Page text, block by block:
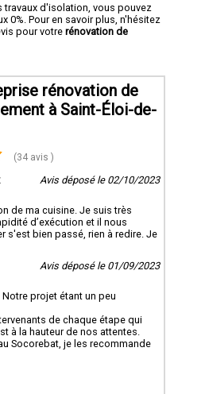
travaux d'isolation, vous pouvez
0%. Pour en savoir plus, n'hésitez
pour votre rénovation de
rénovation de
à Saint-Éloi-de-
(34 avis )
Avis déposé le 02/10/2023
de ma cuisine. Je suis très
d’exécution et il nous
s'est bien passé, rien à redire. Je
Avis déposé le 01/09/2023
projet étant un peu
de chaque étape qui
à la hauteur de nos attentes.
Socorebat, je les recommande